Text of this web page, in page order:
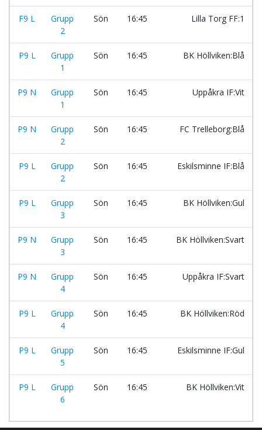
F9 L
Grupp
2
Sön 16:45 Lilla Torg FF:1
P9 L
Grupp
1
Sön 16:45 BK Höllviken:Blå
P9 N
Grupp
1
Sön 16:45 Uppåkra IF:Vit
P9 N
Grupp
2
Sön 16:45 FC Trelleborg:Blå
P9 L
Grupp
2
Sön 16:45 Eskilsminne IF:Blå
P9 L
Grupp
3
Sön 16:45 BK Höllviken:Gul
P9 N
Grupp
3
Sön 16:45 BK Höllviken:Svart
P9 N
Grupp
4
Sön 16:45 Uppåkra IF:Svart
P9 L
Grupp
4
Sön 16:45 BK Höllviken:Röd
P9 L
Grupp
5
Sön 16:45 Eskilsminne IF:Gul
P9 L
Grupp
6
Sön 16:45 BK Höllviken:Vit